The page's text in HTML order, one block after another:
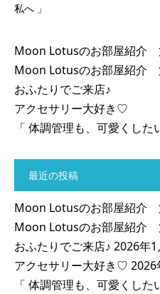
私へ 」
Moon Lotusのお部屋紹介
Moon Lotusのお部屋紹介
おふたりでご来店♪
アクセサリー大好き♡
「 体調管理も、可愛くした
最近の投稿
Moon Lotusのお部屋紹介
Moon Lotusのお部屋紹介
おふたりでご来店♪ 2026年1
アクセサリー大好き♡ 2026
「 体調管理も、可愛くした